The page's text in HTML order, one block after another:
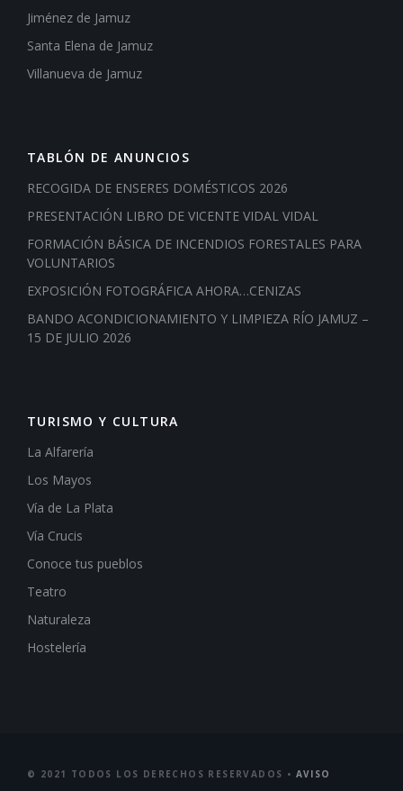
Jiménez de Jamuz
Santa Elena de Jamuz
Villanueva de Jamuz
TABLÓN DE ANUNCIOS
RECOGIDA DE ENSERES DOMÉSTICOS 2026
PRESENTACIÓN LIBRO DE VICENTE VIDAL VIDAL
FORMACIÓN BÁSICA DE INCENDIOS FORESTALES PARA
VOLUNTARIOS
EXPOSICIÓN FOTOGRÁFICA AHORA…CENIZAS
BANDO ACONDICIONAMIENTO Y LIMPIEZA RÍO JAMUZ –
15 DE JULIO 2026
TURISMO Y CULTURA
La Alfarería
Los Mayos
Vía de La Plata
Vía Crucis
Conoce tus pueblos
Teatro
Naturaleza
Hostelería
© 2021 TODOS LOS DERECHOS RESERVADOS • AVISO